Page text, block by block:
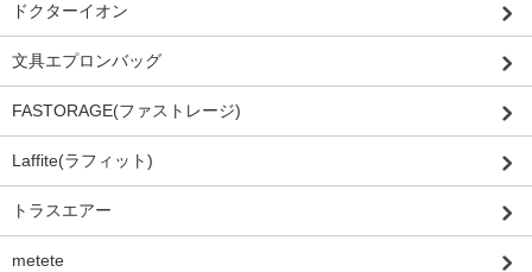
ドクターイオン
文具エプロンバッグ
FASTORAGE(ファストレージ)
Laffite(ラフィット)
トラスエアー
metete